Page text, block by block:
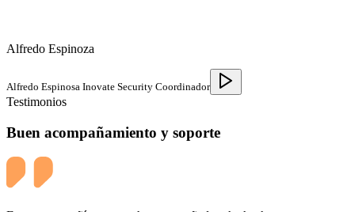
Alfredo Espinoza
Alfredo Espinosa Inovate Security Coordinador
Testimonios
Buen acompañamiento y soporte